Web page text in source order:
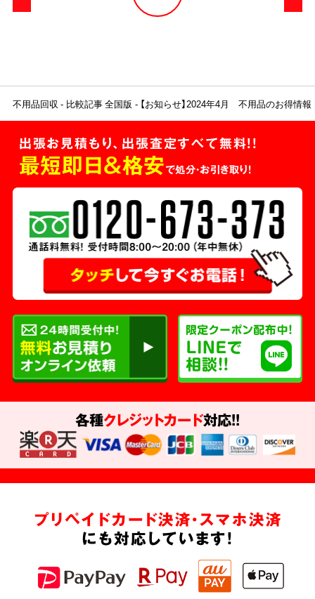
不用品回収 比較記事 全国版 【お知らせ】2024年4月 不用品のお得情報
出張お見積もり、出張査定すべて無料!!
最短即日＆格安で処分・お引き取り！
各種クレジットカード対応!!
プリペイドカード決済・スマホ決済
にも対応しています!